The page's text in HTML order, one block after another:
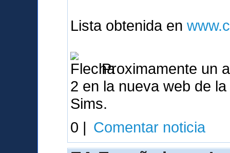
Lista obtenida en
Proximamente un
2 en la nueva web de
Sims.
0 | Comentar noticia